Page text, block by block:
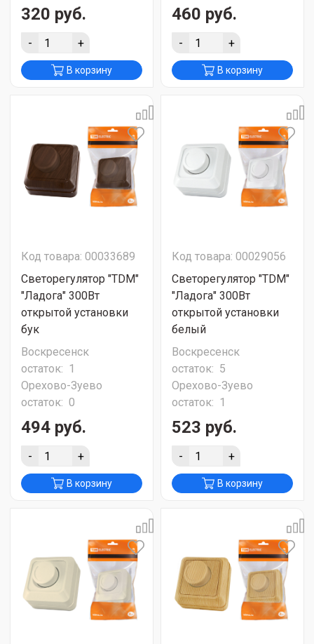
320 руб.
- +
В корзину
460 руб.
- +
В корзину
Код товара: 00033689
Светорегулятор "TDM"
"Ладога" 300Вт
открытой установки
бук
Воскресенск
остаток: 1
Орехово-Зуево
остаток: 0
494 руб.
- +
В корзину
Код товара: 00029056
Светорегулятор "ТDМ"
"Ладога" 300Вт
открытой установки
белый
Воскресенск
остаток: 5
Орехово-Зуево
остаток: 1
523 руб.
- +
В корзину